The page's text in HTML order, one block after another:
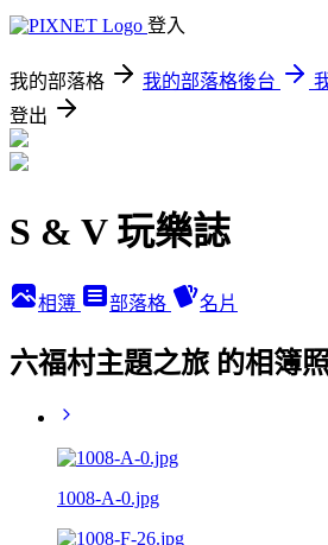
登入
我的部落格 我的部落格後台
登出
S & V 玩樂誌
相簿 部落格 名片
六福村主題之旅 的相簿
1008-A-0.jpg